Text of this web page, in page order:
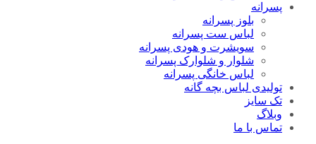
پسرانه
بلوز پسرانه
لباس ست پسرانه
سویشرت و هودی پسرانه
شلوار و شلوارک پسرانه
لباس خانگی پسرانه
تولیدی لباس بچه گانه
تک سایز
وبلاگ
تماس با ما